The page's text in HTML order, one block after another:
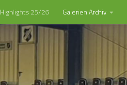
Highlights 25/26 Galerien Archiv